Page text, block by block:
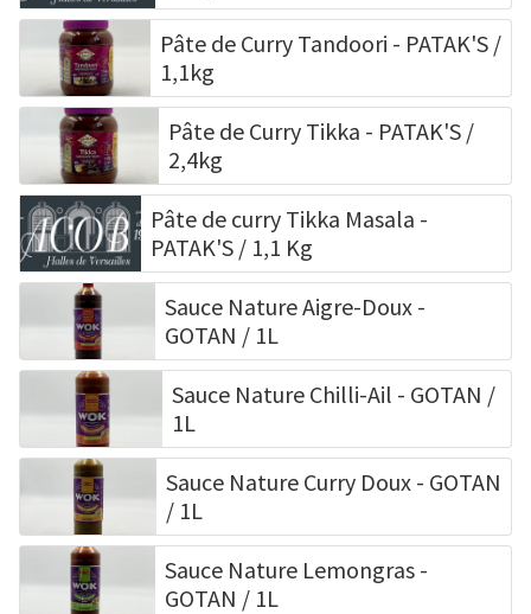
Pâte de Curry Tandoori - PATAK'S /
1,1kg
Pâte de Curry Tikka - PATAK'S /
2,4kg
Pâte de curry Tikka Masala -
PATAK'S / 1,1 Kg
Sauce Nature Aigre-Doux -
GOTAN / 1L
Sauce Nature Chilli-Ail - GOTAN /
1L
Sauce Nature Curry Doux - GOTAN
/ 1L
Sauce Nature Lemongras -
GOTAN / 1L